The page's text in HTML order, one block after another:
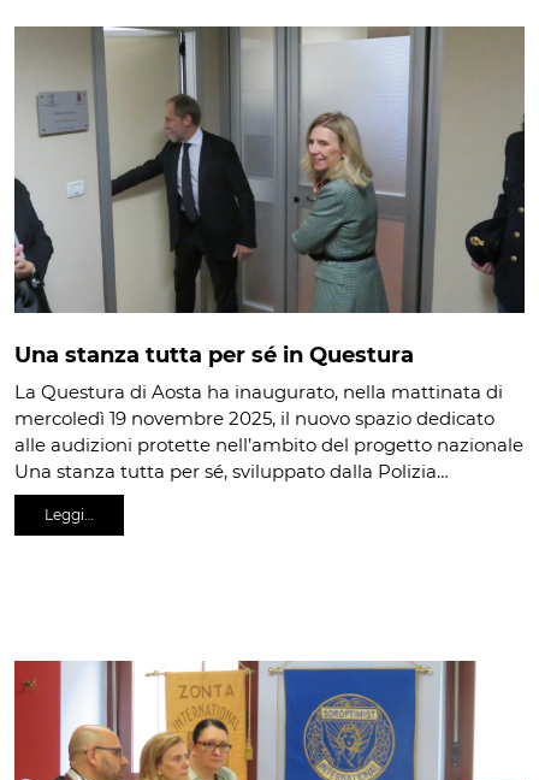
Una stanza tutta per sé in Questura
La Questura di Aosta ha inaugurato, nella mattinata di
mercoledì 19 novembre 2025, il nuovo spazio dedicato
alle audizioni protette nell’ambito del progetto nazionale
Una stanza tutta per sé, sviluppato dalla Polizia…
Leggi…